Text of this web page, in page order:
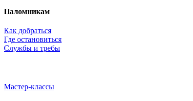
Паломникам
Как добраться
Где остановиться
Службы и требы
Мастер-классы